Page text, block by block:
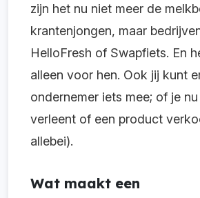
zijn het nu niet meer de
krantenjongen, maar
HelloFresh of Swapfiets. En
alleen voor hen. Ook jij kunt
ondernemer iets mee; of je
verleent of een product
allebei).
Wat maakt een